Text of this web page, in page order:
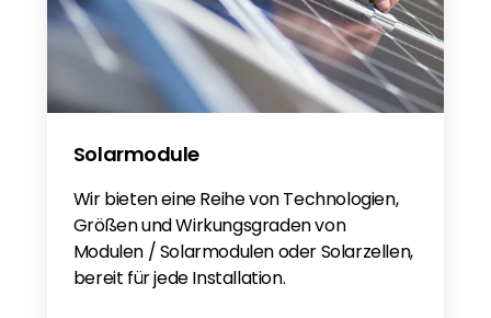
Solarmodule
Wir bieten eine Reihe von Technologien,
Größen und Wirkungsgraden von
Modulen / Solarmodulen oder Solarzellen,
bereit für jede Installation.